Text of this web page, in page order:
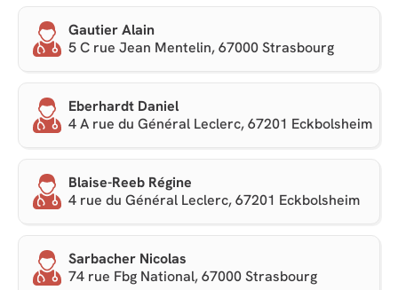
Gautier Alain
5 C rue Jean Mentelin, 67000 Strasbourg
Eberhardt Daniel
4 A rue du Général Leclerc, 67201 Eckbolsheim
Blaise-Reeb Régine
4 rue du Général Leclerc, 67201 Eckbolsheim
Sarbacher Nicolas
74 rue Fbg National, 67000 Strasbourg